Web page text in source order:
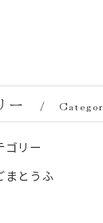
ー
ゴリー
まとうふ